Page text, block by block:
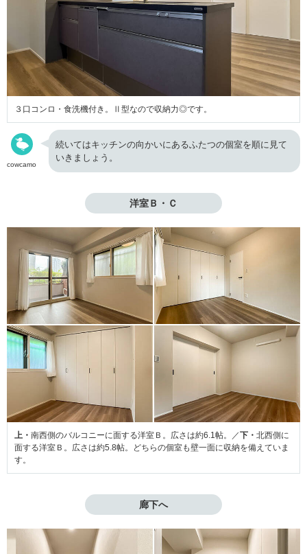
３口コンロ・食洗機付き。Ⅱ型なので収納力◎です。
cowcamo
続いてはキッチンの向かいにあるふたつの個室を順に見て
いきましょう。
洋室Ｂ・Ｃ
上・ 南西側のバルコニーに面する洋室Ｂ。広さは約6.1帖。／下・ 北西側に
面する洋室Ｂ。広さは約5.8帖。どちらの個室も壁一面に収納を備えていま
す。
廊下へ